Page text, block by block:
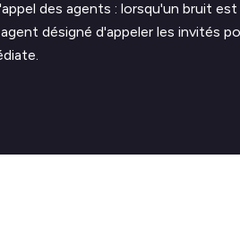
des agents : lorsqu'un bruit
désigné d'appeler les invités